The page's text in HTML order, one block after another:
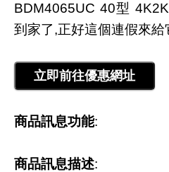
BDM4065UC 40型
到家了,正好這個連假來給
商品訊息功能:
商品訊息描述: